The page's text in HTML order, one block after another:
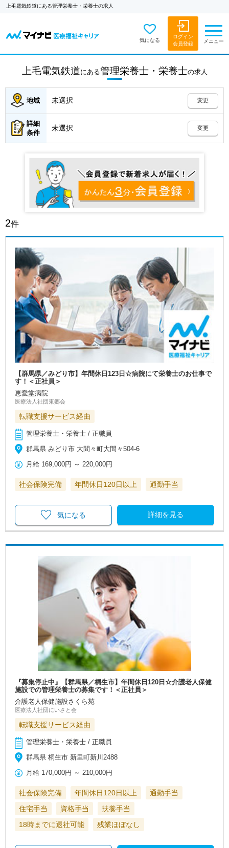
上毛電気鉄道にある管理栄養士・栄養士の求人
気になる
ログイン
会員登録
メニュー
上毛電気鉄道にある管理栄養士・栄養士の求人
地域 未選択 変更
詳細
条件
未選択 変更
2件
【群馬県／みどり市】年間休日123日☆病院にて栄養士のお仕事で
す！＜正社員＞
恵愛堂病院
医療法人社団東郷会
転職支援サービス経由
管理栄養士・栄養士 / 正職員
群馬県 みどり市 大間々町大間々504-6
月給 169,000円 ～ 220,000円
社会保険完備 年間休日120日以上 通勤手当
詳細を見る
気になる
『募集停止中』【群馬県／桐生市】年間休日120日☆介護老人保健
施設での管理栄養士の募集です！＜正社員＞
介護老人保健施設さくら苑
医療法人社団にいさと会
転職支援サービス経由
管理栄養士・栄養士 / 正職員
群馬県 桐生市 新里町新川2488
月給 170,000円 ～ 210,000円
社会保険完備 年間休日120日以上
通勤手当
住宅手当
資格手当
扶養手当
18時までに退社可能
残業ほぼなし